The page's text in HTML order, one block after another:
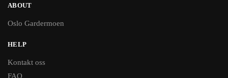
ABOUT
Oslo Gardermoen
HELP
Kontakt oss
FAQ